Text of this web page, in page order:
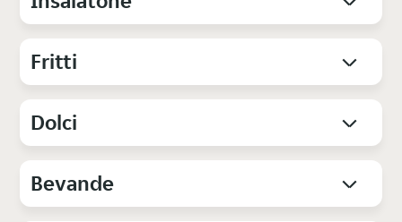
Fritti
Dolci
Bevande